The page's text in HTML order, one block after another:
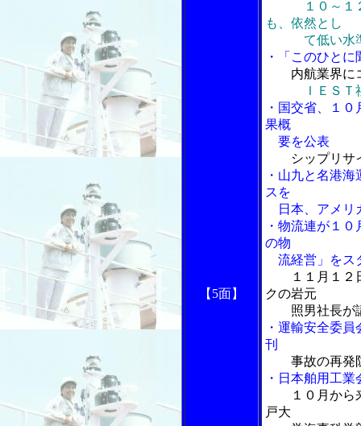
【5面】
１０～
も、依然とし
て低い水準
・「このひとに
内航業界に
ＩＥＳＴ
・国交省、１
果概
要を公表
シップリサ
・山九と名港
スを
日本、アメリ
・物流連が１
の物
流経営」をス
１１月１
クの岩元
照男社長が
・運輸安全委
刊
事故の再発
・日本舶用工
１０月か
戸大